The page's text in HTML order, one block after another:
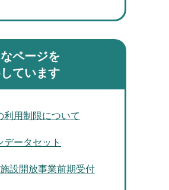
ページを
ています
利用制限について
データセット
設開放事業前期受付